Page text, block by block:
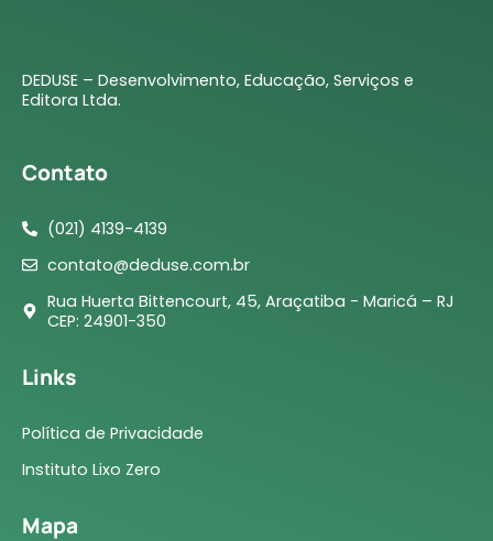
DEDUSE – Desenvolvimento, Educação, Serviços e
Editora Ltda.
Contato
(021) 4139-4139
contato@deduse.com.br
Rua Huerta Bittencourt, 45, Araçatiba - Maricá – RJ
CEP: 24901-350
Links
Política de Privacidade
Instituto Lixo Zero
Mapa